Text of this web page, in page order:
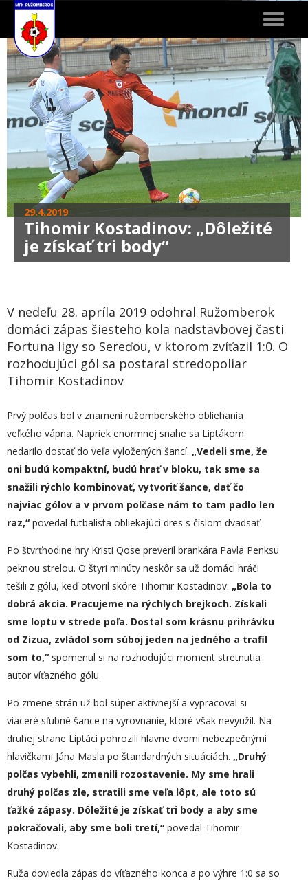
Toggle
29.4.2019
Tihomir Kostadinov: „Dôležité
je získať tri body“
V nedeľu 28. apríla 2019 odohral Ružomberok
domáci zápas šiesteho kola nadstavbovej časti
Fortuna ligy so Sereďou, v ktorom zvíťazil 1:0. O
rozhodujúci gól sa postaral stredopoliar
Tihomir Kostadinov
Prvý polčas bol v znamení ružomberského obliehania
veľkého vápna. Napriek enormnej snahe sa Liptákom
nedarilo dostať do veľa vyložených šancí. „Vedeli sme, že
oni budú kompaktní, budú hrať v bloku, tak sme sa
snažili rýchlo kombinovať, vytvoriť šance, dať čo
najviac gólov a v prvom polčase nám to tam padlo len
raz,“ povedal futbalista obliekajúci dres s číslom dvadsať.
Po štvrťhodine hry Kristi Qose preveril brankára Pavla Penksu
peknou strelou. O štyri minúty neskôr sa už domáci hráči
tešili z gólu, keď otvoril skóre Tihomir Kostadinov. „Bola to
dobrá akcia. Pracujeme na rýchlych brejkoch. Získali
sme loptu v strede poľa. Dostal som krásnu prihrávku
od Zizua, zvládol som súboj jeden na jedného a trafil
som to,“ spomenul si na rozhodujúci moment stretnutia
autor víťazného gólu.
Po zmene strán už bol súper aktívnejší a vypracoval si
viaceré sľubné šance na vyrovnanie, ktoré však nevyužil. Na
druhej strane Liptáci pohrozili hlavne dvomi nebezpečnými
hlavičkami Jána Masla po štandardných situáciách. „Druhý
polčas vybehli, zmenili rozostavenie. My sme hrali
druhý polčas zle, stratili sme veľa lôpt, ale toto sú
ťažké zápasy. Dôležité je získaťtri body a aby sme
pokračovali, aby sme boli tretí,“ povedal Tihomir
Kostadinov.
Ruža doviedla zápas do víťazného konca a po výhre 1:0 sa so